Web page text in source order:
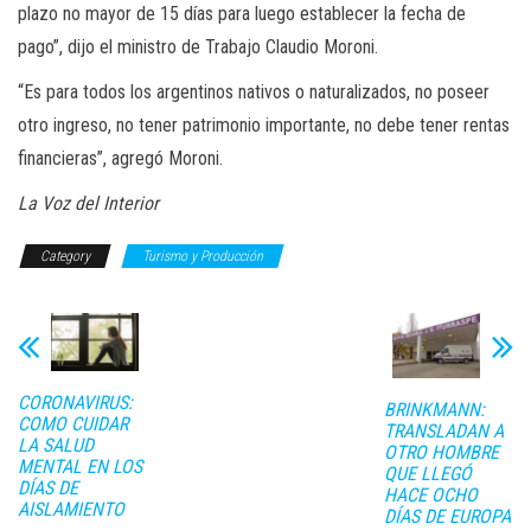
plazo no mayor de 15 días para luego establecer la fecha de
pago”, dijo el ministro de Trabajo Claudio Moroni.
“Es para todos los argentinos nativos o naturalizados, no poseer
otro ingreso, no tener patrimonio importante, no debe tener rentas
financieras”, agregó Moroni.
La Voz del Interior
Category Turismo y Producción
CORONAVIRUS:
COMO CUIDAR
LA SALUD
MENTAL EN LOS
DÍAS DE
AISLAMIENTO
BRINKMANN:
TRANSLADAN A
OTRO HOMBRE
QUE LLEGÓ
HACE OCHO
DÍAS DE EUROPA